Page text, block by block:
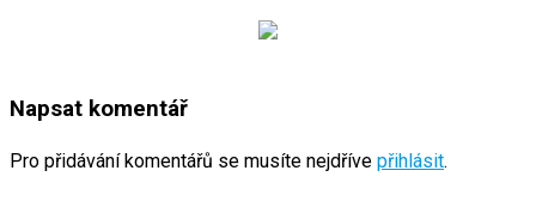
Napsat komentář
Pro přidávání komentářů se musíte nejdříve přihlásit.